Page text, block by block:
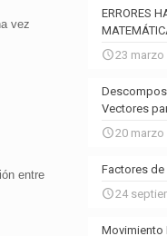
vez
entre
ERRORES
23 marzo
Vectores
20 marzo
Factores de
24
Movimiento